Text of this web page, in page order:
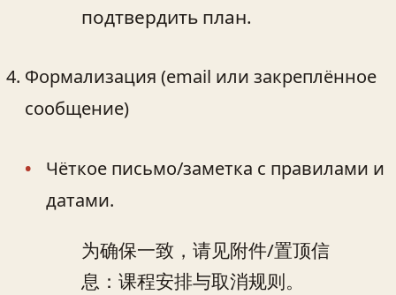
подтвердить план.
Формализация (email или закреплённое
сообщение)
Чёткое письмо/заметка с правилами и
датами.
为确保一致，请见附件/置顶信
息：课程安排与取消规则。